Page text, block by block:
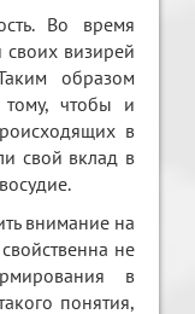
Во время
визирей
образом
тому, чтобы и
в
свой вклад в
внимание на
не
в
понятия,